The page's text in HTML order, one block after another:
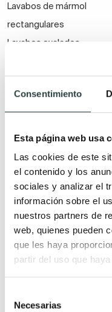
Consentimiento
Esta página web usa
Las cookies de este
el contenido y los
sociales y analizar el
información sobre el
nuestros partners de
web, quienes pueden
que les haya
partir del uso que
Necesarias
Lavabos de mármol
rectangulares
Lavabos ovalados
Lavabos cuadrados
Lavabos de fondo
Lavabos grandes
Tipo de lavabo
Lavabos para baños
pequeños
Lavabos sobre encimera